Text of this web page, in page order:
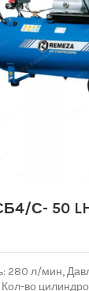
С- 50
280 л/мин,
во